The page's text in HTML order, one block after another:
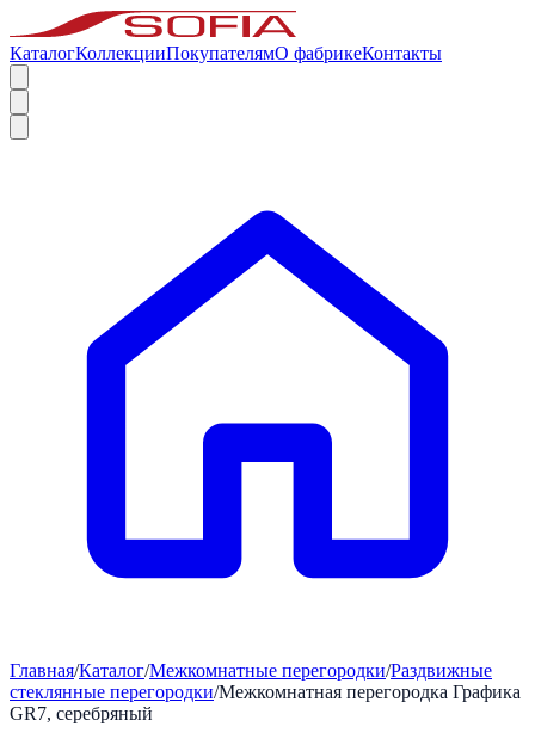
КаталогКоллекцииПокупателямО фабрикеКонтакты
Главная/Каталог/Межкомнатные перегородки/Раздвижные
стеклянные перегородки/Межкомнатная перегородка Графика
GR7, серебряный